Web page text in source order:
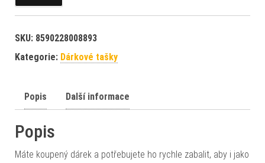
SKU: 8590228008893
Kategorie: Dárkové tašky
Popis Další informace
Popis
Máte koupený dárek a potřebujete ho rychle zabalit, aby i jako